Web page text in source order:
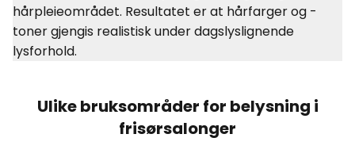
hårpleieområdet. Resultatet er at hårfarger og -
toner gjengis realistisk under dagslyslignende
lysforhold.
Ulike bruksområder for belysning i
frisørsalonger